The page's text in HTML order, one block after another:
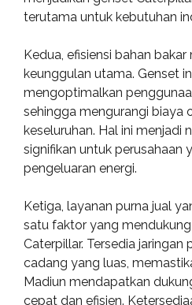
terutama untuk kebutuhan
Kedua, efisiensi bahan
keunggulan utama. Genset
mengoptimalkan
sehingga mengurangi biaya
keseluruhan. Hal ini menjadi
signifikan untuk perusahaan
pengeluaran energi.
Ketiga, layanan purna jual
satu faktor yang
Caterpillar. Tersedia jaringan
cadang yang luas,
Madiun mendapatkan
cepat dan efisien.